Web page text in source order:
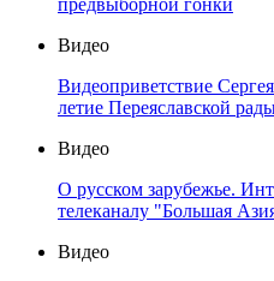
предвыборной гонки
Видео
Видеоприветствие
летие Переяславской
Видео
О русском зарубежье.
телеканалу "Большая
Видео